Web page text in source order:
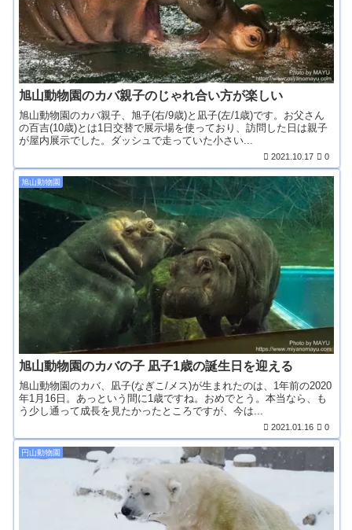
旭山動物園のカバ親子のじゃれ合い方が楽しい
旭山動物園のカバ親子、旭子(右/9歳)と凪子(左/1歳)です。お父さん
の百吉(10歳)とは1日交替で展示場を使っており、訪問した日は親子
が屋内展示でした。ダッシュで走っていた小さい...
2021.10.17 0
旭山動物園
旭山動物園のカバの子 凪子1歳の誕生日を迎える
旭山動物園のカバ、凪子(なぎこ/メス)が生まれたのは、1年前の2020
年1月16日。あっという間に1歳ですね。おめでとう。本当なら、も
う少し通って成長を見たかったところですが、今は...
2021.01.16 0
円山動物園